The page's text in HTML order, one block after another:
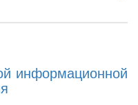
информационной